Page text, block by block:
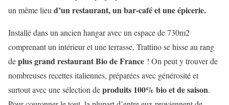
un même lieud’un restaurant, un bar-café et une épicerie.
Installé dans un ancien hangar avec un espace de 730m2
comprenant un intérieur et une terrasse, Trattino se hisse au rang
deplus grand restaurant Bio de France ! On peut y trouver de
nombreuses recettes italiennes, préparées avec générosité et
surtout avec une sélection deproduits 100% bio et de saison.